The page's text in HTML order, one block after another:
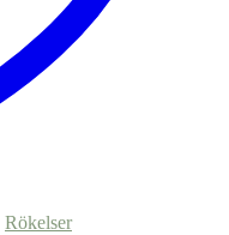
Rökelser